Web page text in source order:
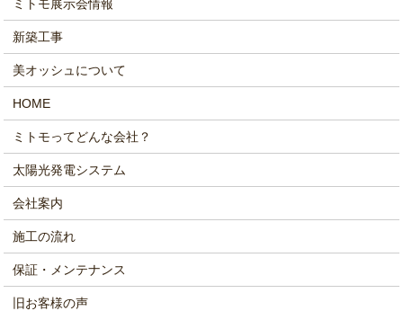
ミトモ展示会情報
新築工事
美オッシュについて
HOME
ミトモってどんな会社？
太陽光発電システム
会社案内
施工の流れ
保証・メンテナンス
旧お客様の声